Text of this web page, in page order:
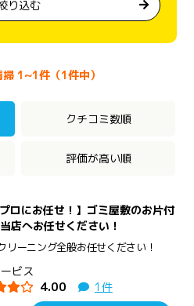
り込む
1~1件（1件中）
クチコミ数順
評価が高い順
プロにお任せ！】ゴミ屋敷のお片付
店へお任せください！
リーニング全般お任せください！
ビス
4.00
1件